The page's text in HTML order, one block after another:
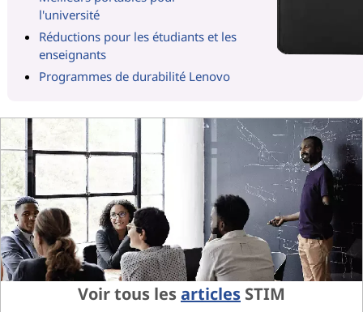
l'université
Réductions pour les étudiants et les
enseignants
Programmes de durabilité Lenovo
Voir tous lesarticles STIM